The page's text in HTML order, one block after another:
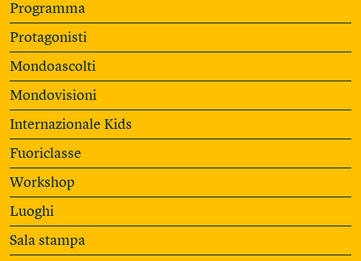
Programma
Protagonisti
Mondoascolti
Mondovisioni
Internazionale Kids
Fuoriclasse
Workshop
Luoghi
Sala stampa